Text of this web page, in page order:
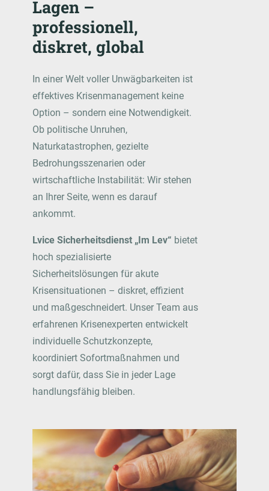
Lagen –
professionell,
diskret, global
In einer Welt voller Unwägbarkeiten ist
effektives Krisenmanagement keine
Option – sondern eine Notwendigkeit.
Ob politische Unruhen,
Naturkatastrophen, gezielte
Bedrohungsszenarien oder
wirtschaftliche Instabilität: Wir stehen
an Ihrer Seite, wenn es darauf
ankommt.
Lvice Sicherheitsdienst „Im Lev“ bietet
hoch spezialisierte
Sicherheitslösungen für akute
Krisensituationen – diskret, effizient
und maßgeschneidert. Unser Team aus
erfahrenen Krisenexperten entwickelt
individuelle Schutzkonzepte,
koordiniert Sofortmaßnahmen und
sorgt dafür, dass Sie in jeder Lage
handlungsfähig bleiben.